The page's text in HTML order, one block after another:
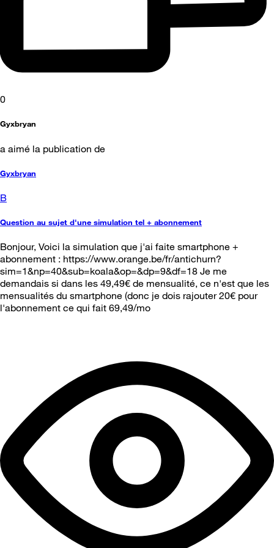
0
Gyxbryan
a aimé la publication de
Gyxbryan
B
Question au sujet d'une simulation tel + abonnement
Bonjour, Voici la simulation que j'ai faite smartphone +
abonnement : https://www.orange.be/fr/antichurn?
sim=1&np=40&sub=koala&op=&dp=9&df=18 Je me
demandais si dans les 49,49€ de mensualité, ce n'est que les
mensualités du smartphone (donc je dois rajouter 20€ pour
l'abonnement ce qui fait 69,49/mo